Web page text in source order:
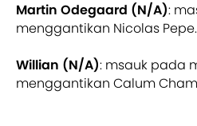
Martin Odegaard (N/A):
menggantikan Nicolas Pepe.
Willian (N/A): msauk pada
menggantikan Calum